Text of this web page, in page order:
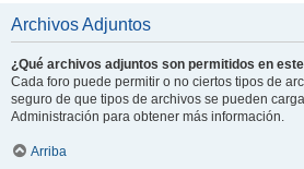
Archivos Adjuntos
¿Qué archivos adjuntos son permitidos en
Cada foro puede permitir o no ciertos tipos de
seguro de que tipos de archivos se pueden
Administración para obtener más información.
Arriba